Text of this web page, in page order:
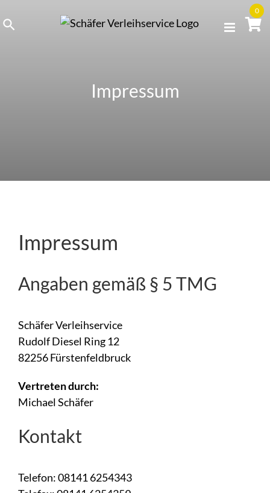
to
Impressum
0
Impressum
Angaben gemäß § 5 TMG
Schäfer Verleihservice
Rudolf Diesel Ring 12
82256 Fürstenfeldbruck
Vertreten durch:
Michael Schäfer
Kontakt
Telefon: 08141 6254343